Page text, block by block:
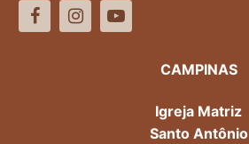
CAMPINAS
Igreja Matriz
Santo Antônio